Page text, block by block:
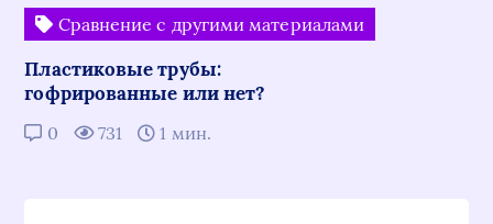
Сравнение с другими материалами
Пластиковые трубы:
гофрированные или нет?
0 731 1 мин.